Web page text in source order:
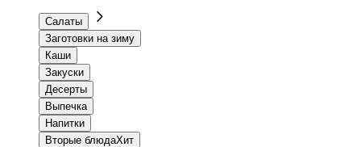
Салаты
Заготовки на зиму
Каши
Закуски
Десерты
Выпечка
Напитки
Вторые блюдаХит